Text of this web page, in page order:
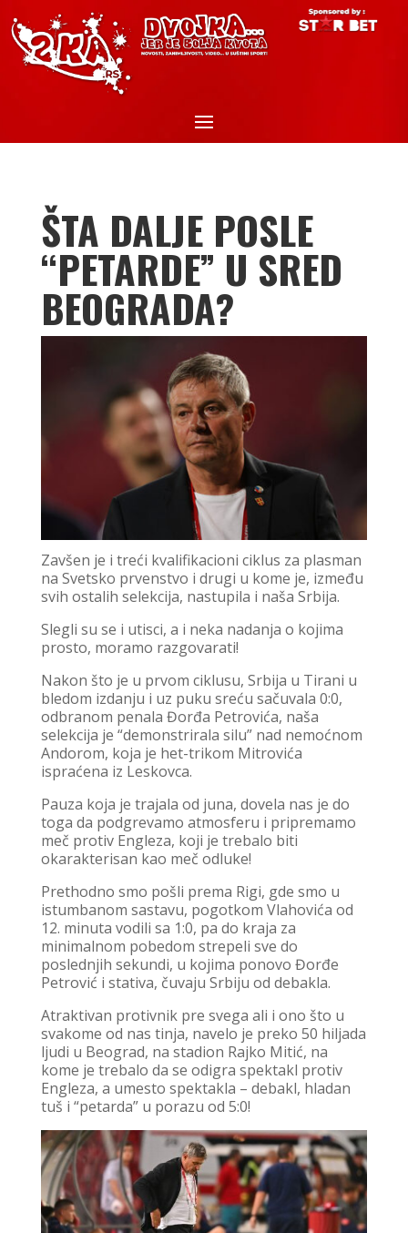
ŠTA DALJE POSLE
“PETARDE” U SRED
BEOGRADA?
Zavšen je i treći kvalifikacioni ciklus za plasman
na Svetsko prvenstvo i drugi u kome je, između
svih ostalih selekcija, nastupila i naša Srbija.
Slegli su se i utisci, a i neka nadanja o kojima
prosto, moramo razgovarati!
Nakon što je u prvom ciklusu, Srbija u Tirani u
bledom izdanju i uz puku sreću sačuvala 0:0,
odbranom penala Đorđa Petrovića, naša
selekcija je “demonstrirala silu” nad nemoćnom
Andorom, koja je het-trikom Mitrovića
ispraćena iz Leskovca.
Pauza koja je trajala od juna, dovela nas je do
toga da podgrevamo atmosferu i pripremamo
meč protiv Engleza, koji je trebalo biti
okarakterisan kao meč odluke!
Prethodno smo pošli prema Rigi, gde smo u
istumbanom sastavu, pogotkom Vlahovića od
12. minuta vodili sa 1:0, pa do kraja za
minimalnom pobedom strepeli sve do
poslednjih sekundi, u kojima ponovo Đorđe
Petrović i stativa, čuvaju Srbiju od debakla.
Atraktivan protivnik pre svega ali i ono što u
svakome od nas tinja, navelo je preko 50 hiljada
ljudi u Beograd, na stadion Rajko Mitić, na
kome je trebalo da se odigra spektakl protiv
Engleza, a umesto spektakla – debakl, hladan
tuš i “petarda” u porazu od 5:0!